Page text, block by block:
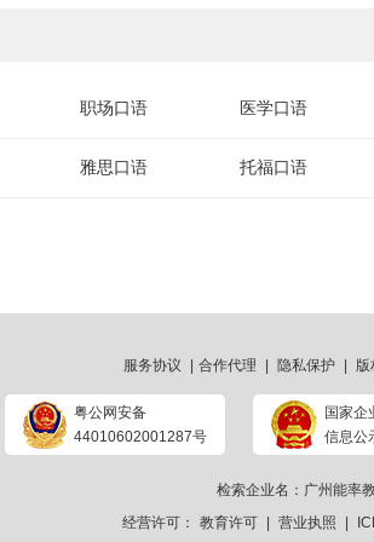
职场口语 医学口语
雅思口语 托福口语
服务协议 合作代理 隐私保护
粤公网安备
44010602001287号
国家企
信息公
检索企业名：广州能率
经营许可：
教育许可 营业执照